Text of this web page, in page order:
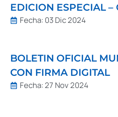
EDICION ESPECIAL
Fecha: 03 Dic 2024
BOLETIN OFICIAL
CON FIRMA DIGITAL
Fecha:27 Nov 2024